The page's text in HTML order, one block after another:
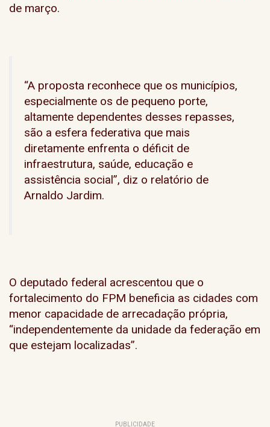
de março.
“A proposta reconhece que os municípios,
especialmente os de pequeno porte,
altamente dependentes desses repasses,
são a esfera federativa que mais
diretamente enfrenta o déficit de
infraestrutura, saúde, educação e
assistência social”, diz o relatório de
Arnaldo Jardim.
O deputado federal acrescentou que o
fortalecimento do FPM beneficia as cidades com
menor capacidade de arrecadação própria,
“independentemente da unidade da federação em
que estejam localizadas”.
PUBLICIDADE